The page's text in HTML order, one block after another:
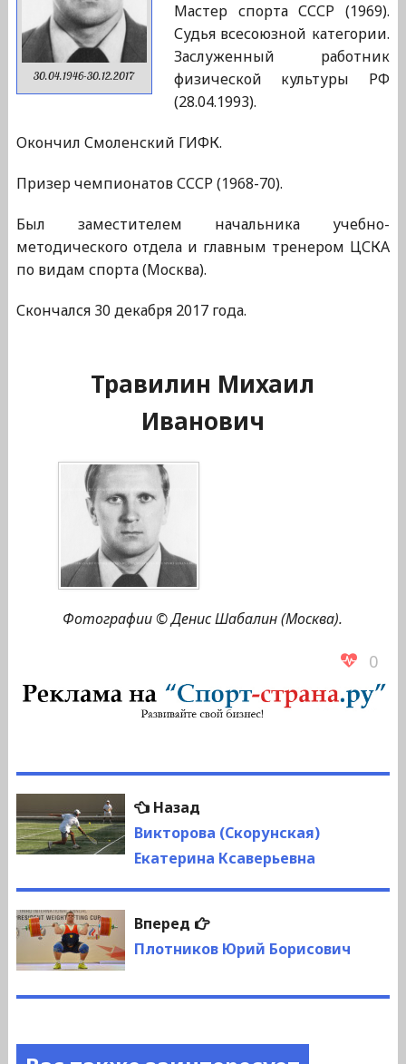
30.04.1946-30.12.2017
Мастер спорта СССР (1969).
Судья всесоюзной категории.
Заслуженный работник
физической культуры РФ
(28.04.1993).
Окончил Смоленский ГИФК.
Призер чемпионатов СССР (1968-70).
Был заместителем начальника учебно-
методического отдела и главным тренером ЦСКА
по видам спорта (Москва).
Скончался 30 декабря 2017 года.
Травилин Михаил
Иванович
Фотографии © Денис Шабалин (Москва).
0
Навигация
по
НазадПредыдущая
запись:
Викторова (Скорунская)
Екатерина Ксаверьевна
Вперед
Следующая
запись:
Плотников Юрий Борисович